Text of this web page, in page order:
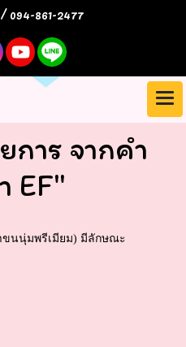
094-861-2477
าร จากคำ
EF"
นนุ่มพรีเมียม) มีลักษณะ